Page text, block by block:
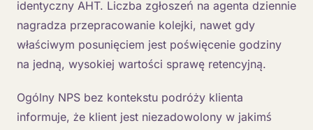
identyczny AHT. Liczba zgłoszeń na agenta dziennie
nagradza przepracowanie kolejki, nawet gdy
właściwym posunięciem jest poświęcenie godziny
na jedną, wysokiej wartości sprawę retencyjną.
Ogólny NPS bez kontekstu podróży klienta
informuje, że klient jest niezadowolony w jakimś